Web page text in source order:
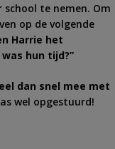
te nemen. Om
op de volgende
Harrie het
hun tijd?”
dan snel mee met
wel opgestuurd!